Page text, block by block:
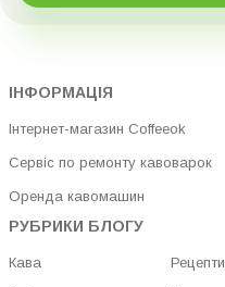
ІНФОРМАЦІЯ
Інтернет-магазин Coffeeok
Сервіс по ремонту кавоварок
Оренда кавомашин
РУБРИКИ БЛОГУ
Кава Рецепти